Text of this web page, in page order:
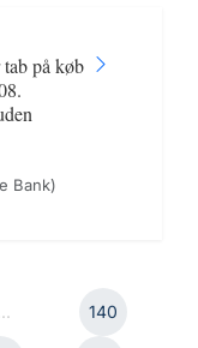
på køb
Bank)
140